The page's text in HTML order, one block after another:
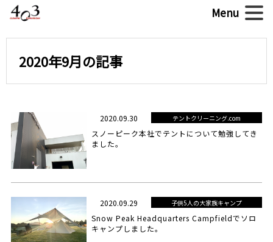
2020年9月の記事
2020.09.30 テントクリーニング.com
スノーピーク本社でテントについて勉強してき
ました。
2020.09.29 子供5人の大家族キャンプ
Snow Peak Headquarters Campfieldでソロ
キャンプしました。